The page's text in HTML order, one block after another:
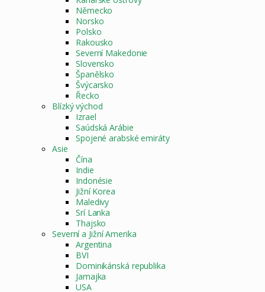
Německo
Norsko
Polsko
Rakousko
Severní Makedonie
Slovensko
Španělsko
Švýcarsko
Řecko
Blízký východ
Izrael
Saúdská Arábie
Spojené arabské emiráty
Asie
Čína
Indie
Indonésie
Jižní Korea
Maledivy
Srí Lanka
Thajsko
Severní a Jižní Amerika
Argentina
BVI
Dominikánská republika
Jamajka
USA